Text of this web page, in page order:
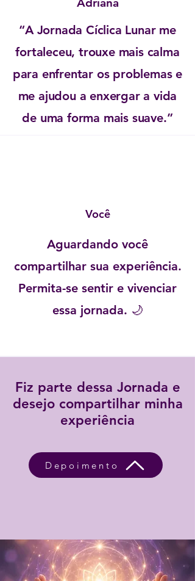
“A Jornada Cíclica Lunar me
fortaleceu, trouxe mais calma
para enfrentar os problemas e
me ajudou a enxergar a vida
de uma forma mais suave.”
Você
Aguardando você
compartilhar sua experiência.
Permita-se sentir e vivenciar
essa jornada. 🌙
Fiz parte dessa Jornada e
desejo compartilhar minha
experiência
Depoimento